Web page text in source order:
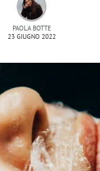
PAOLA BOTTE
23 GIUGNO 2022